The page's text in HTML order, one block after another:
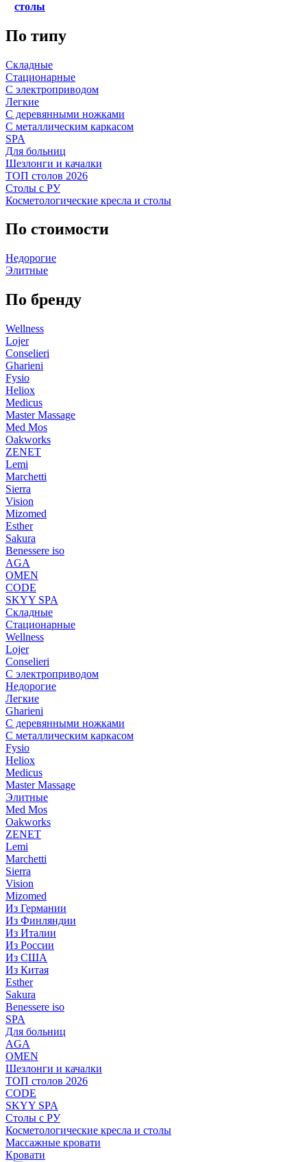
столы
По типу
Складные
Стационарные
С электроприводом
Легкие
С деревянными ножками
С металлическим каркасом
SPA
Для больниц
Шезлонги и качалки
ТОП столов 2026
Столы с РУ
Косметологические кресла и столы
По стоимости
Недорогие
Элитные
По бренду
Wellness
Lojer
Conselieri
Gharieni
Fysio
Heliox
Medicus
Master Massage
Med Mos
Oakworks
ZENET
Lemi
Marchetti
Sierra
Vision
Mizomed
Esther
Sakura
Benessere iso
AGA
OMEN
CODE
SKYY SPA
Складные
Стационарные
Wellness
Lojer
Conselieri
С электроприводом
Недорогие
Легкие
Gharieni
С деревянными ножками
С металлическим каркасом
Fysio
Heliox
Medicus
Master Massage
Элитные
Med Mos
Oakworks
ZENET
Lemi
Marchetti
Sierra
Vision
Mizomed
Из Германии
Из Финляндии
Из Италии
Из России
Из США
Из Китая
Esther
Sakura
Benessere iso
SPA
Для больниц
AGA
OMEN
Шезлонги и качалки
ТОП столов 2026
CODE
SKYY SPA
Столы с РУ
Косметологические кресла и столы
Массажные кровати
Кровати